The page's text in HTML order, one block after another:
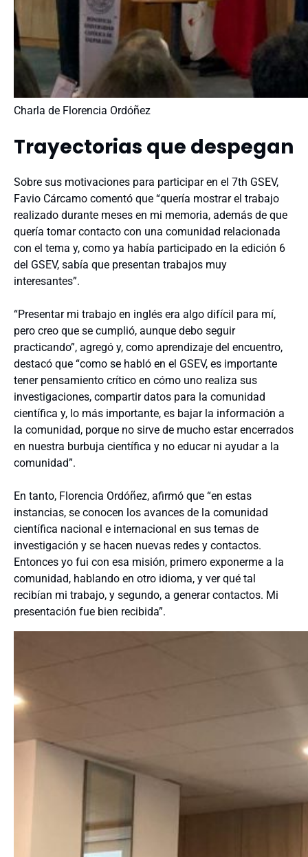
Charla de Florencia Ordóñez
Trayectorias que despegan
Sobre sus motivaciones para participar en el 7th GSEV,
Favio Cárcamo comentó que “quería mostrar el trabajo
realizado durante meses en mi memoria, además de que
quería tomar contacto con una comunidad relacionada
con el tema y, como ya había participado en la edición 6
del GSEV, sabía que presentan trabajos muy
interesantes”.
“Presentar mi trabajo en inglés era algo difícil para mí,
pero creo que se cumplió, aunque debo seguir
practicando”, agregó y, como aprendizaje del encuentro,
destacó que “como se habló en el GSEV, es importante
tener pensamiento crítico en cómo uno realiza sus
investigaciones, compartir datos para la comunidad
científica y, lo más importante, es bajar la información a
la comunidad, porque no sirve de mucho estar encerrados
en nuestra burbuja científica y no educar ni ayudar a la
comunidad”.
En tanto, Florencia Ordóñez, afirmó que “en estas
instancias, se conocen los avances de la comunidad
científica nacional e internacional en sus temas de
investigación y se hacen nuevas redes y contactos.
Entonces yo fui con esa misión, primero exponerme a la
comunidad, hablando en otro idioma, y ver qué tal
recibían mi trabajo, y segundo, a generar contactos. Mi
presentación fue bien recibida”.